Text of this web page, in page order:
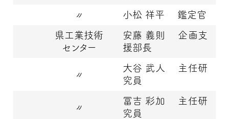
〃 小松 祥平 鑑定官
県工業技術
センター
安藤 義則 企画支
援部長
〃
大谷 武人 主任研
究員
〃
冨吉 彩加 主任研
究員